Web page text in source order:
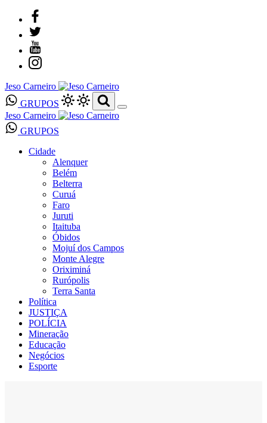
Jeso Carneiro
GRUPOS
Jeso Carneiro
GRUPOS
Cidade
Alenquer
Belém
Belterra
Curuá
Faro
Juruti
Itaituba
Óbidos
Mojuí dos Campos
Monte Alegre
Oriximiná
Rurópolis
Terra Santa
Política
JUSTIÇA
POLÍCIA
Mineração
Educação
Negócios
Esporte